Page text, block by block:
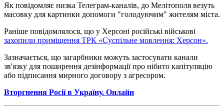
Як повідомляє низка Телеграм-каналів, до Мелітополя везуть
масовку для картинки допомоги "голодуючим" жителям міста.
Раніше повідомлялося, що у Херсоні російські військові
захопили приміщення ТРК «Суспільне мовлення: Херсон».
Зазначається, що загарбники можуть застосувати канали
зв'язку для поширення дезінформації про нібито капітуляцію
або підписання мирного договору з агресором.
Вторгнення Росії в Україну. Онлайн